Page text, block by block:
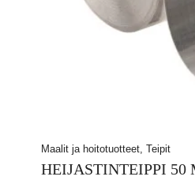
Maalit ja hoitotuotteet, Teipit
HEIJASTINTEIPPI 50